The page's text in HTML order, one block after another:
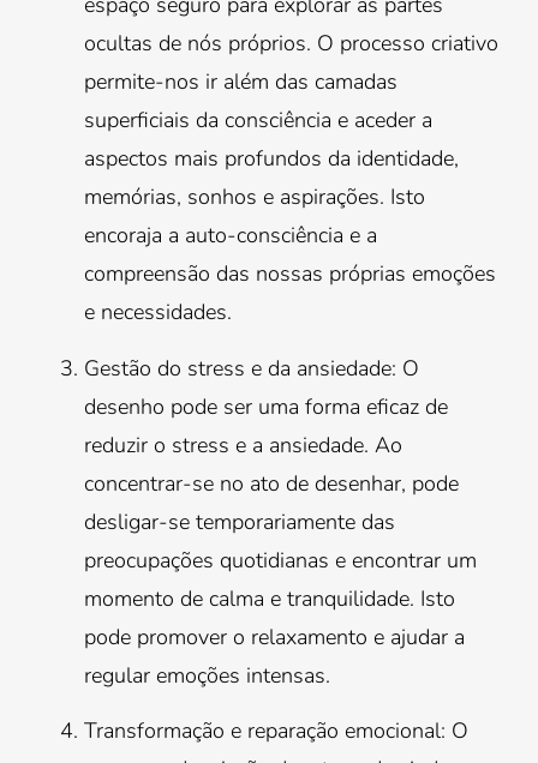
ocultas de nós próprios. O processo criativo
permite-nos ir além das camadas
superficiais da consciência e aceder a
aspectos mais profundos da identidade,
memórias, sonhos e aspirações. Isto
encoraja a auto-consciência e a
compreensão das nossas próprias emoções
e necessidades.
Gestão do stress e da ansiedade: O
desenho pode ser uma forma eficaz de
reduzir o stress e a ansiedade. Ao
concentrar-se no ato de desenhar, pode
desligar-se temporariamente das
preocupações quotidianas e encontrar um
momento de calma e tranquilidade. Isto
pode promover o relaxamento e ajudar a
regular emoções intensas.
Transformação e reparação emocional: O